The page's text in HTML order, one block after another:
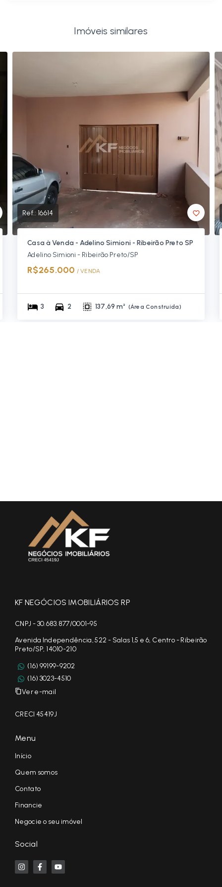
Imóveis similares
Ref.: 16614
Casa à Venda - Adelino Simioni - Ribeirão Preto SP
Adelino Simioni - Ribeirão Preto/SP
R$265.000 / VENDA
3 2 137,69 m² (Área Construída)
KF NEGÓCIOS IMOBILIÁRIOS RP
CNPJ - 30.683.877/0001-95
Avenida Independência, 522 - Salas 1,5 e 6, Centro - Ribeirão
Preto/SP, 14010-210
(16) 99199-9202
(16) 3023-4510
Ver e-mail
CRECI 45419J
Menu
Início
Quem somos
Contato
Financie
Negocie o seu imóvel
Social